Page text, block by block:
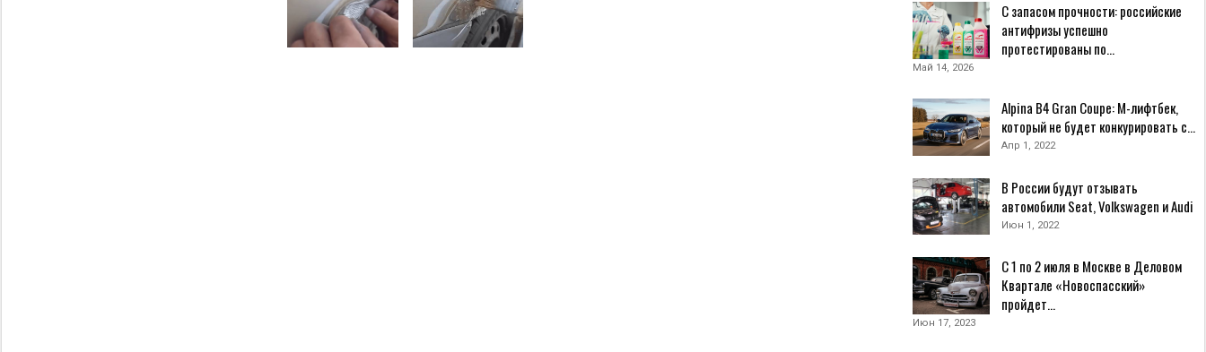
С запасом прочности: российские
антифризы успешно
протестированы по…
Май 14, 2026
Alpina B4 Gran Coupe: M-лифтбек,
который не будет конкурировать с…
Апр 1, 2022
В России будут отзывать
автомобили Seat, Volkswagen и Audi
Июн 1, 2022
С 1 по 2 июля в Москве в Деловом
Квартале «Новоспасский»
пройдет…
Июн 17, 2023